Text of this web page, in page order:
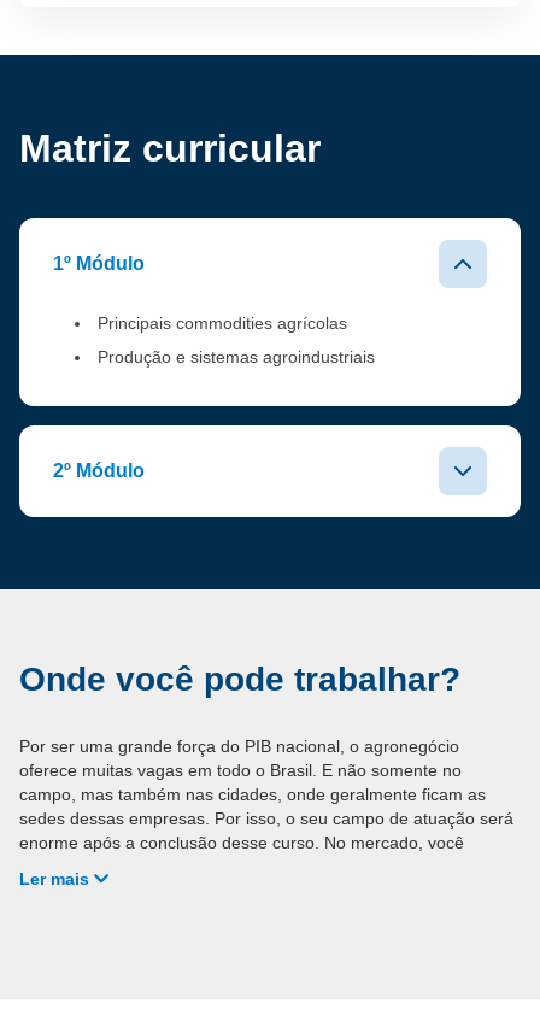
Matriz curricular
1º Módulo
Principais commodities agrícolas
Produção e sistemas agroindustriais
2º Módulo
Onde você pode trabalhar?
Por ser uma grande força do PIB nacional, o agronegócio
oferece muitas vagas em todo o Brasil. E não somente no
campo, mas também nas cidades, onde geralmente ficam as
sedes dessas empresas. Por isso, o seu campo de atuação será
enorme após a conclusão desse curso. No mercado, você
Ler mais